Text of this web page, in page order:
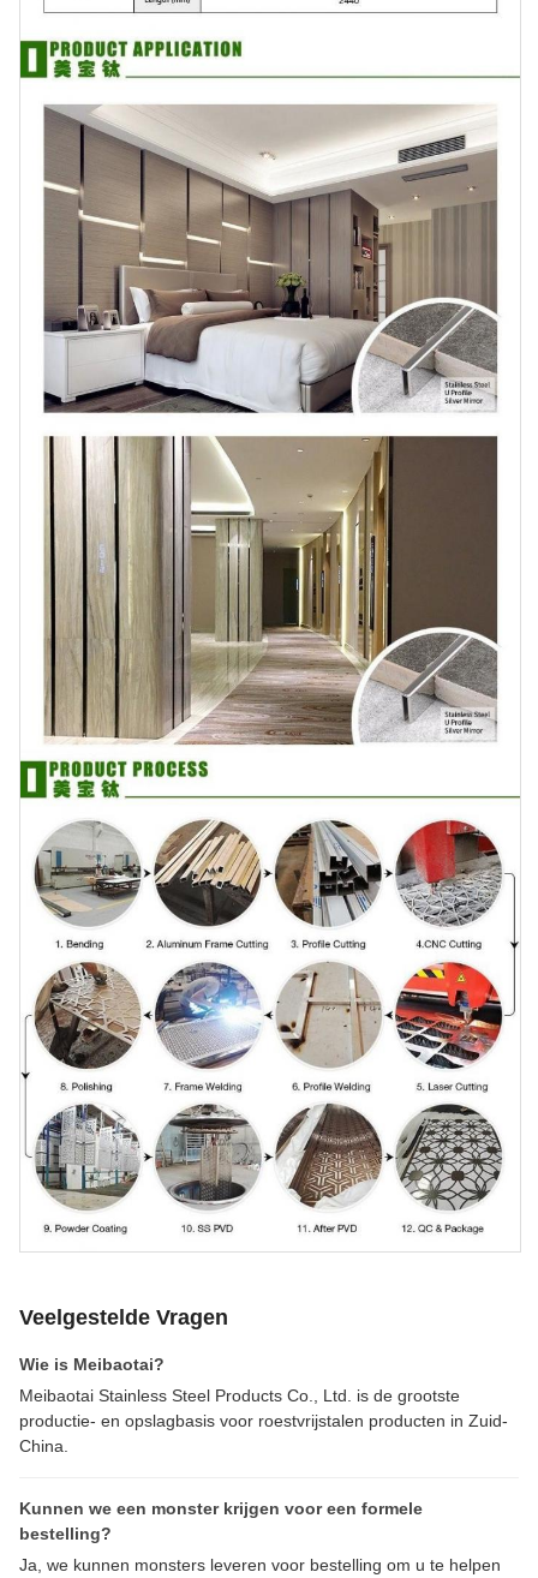
Veelgestelde Vragen
Wie is Meibaotai?
Meibaotai Stainless Steel Products Co., Ltd. is de grootste
productie- en opslagbasis voor roestvrijstalen producten in Zuid-
China.
Kunnen we een monster krijgen voor een formele
bestelling?
Ja, we kunnen monsters leveren voor bestelling om u te helpen